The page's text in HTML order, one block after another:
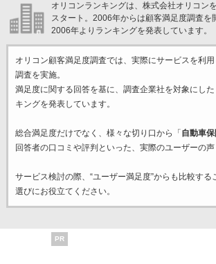
オリコンランキングは、株式会社オリコン
スタート。2006年からは顧客満足度調査を
2006年よりランキングを発表しています。
オリコン顧客満足度調査では、実際にサービスを利用
調査を実施。
満足度に関する回答を基に、調査企業社を対象にした
キングを発表しています。
総合満足度だけでなく、様々な切り口から「 自動車
回答者の口コミや評判といった、実際のユーザーの声
サービス検討の際、“ユーザー満足度”からも比較する
選びにお役立てください。
PR